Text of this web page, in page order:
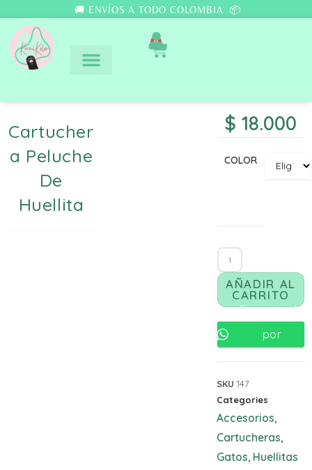
🚚 ENVÍOS A TODO COLOMBIA 📦
0
Cartucher
A Peluche
De
Huellita
$ 18.000
COLOR
AÑADIR AL
CARRITO
Comunicate
por
SKU 147
Categories
Accesorios
Cartucheras
Gatos Huellitas